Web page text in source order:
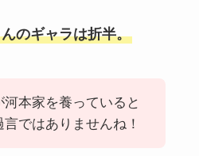
のギャラは折半。
河本家を養っていると
ではありませんね！